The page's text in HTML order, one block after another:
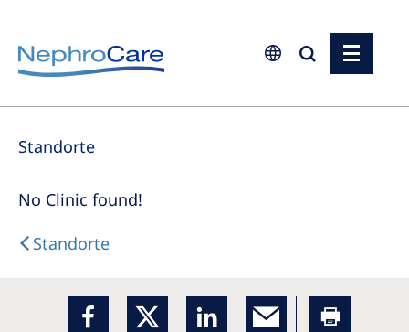
Europe
Czech Republic
Israel
Netherlands
Standorte
No Clinic found!
Standorte